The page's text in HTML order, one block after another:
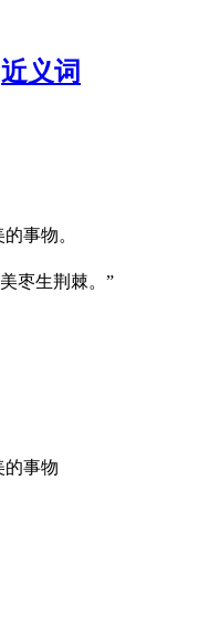
近义词
事物。
枣生荆棘。”
的事物